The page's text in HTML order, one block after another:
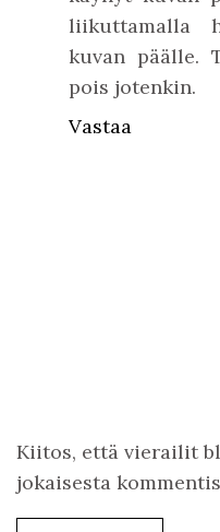
liikuttamalla
kuvan päälle.
pois jotenkin.
Vastaa
Kiitos, että vierailit
jokaisesta